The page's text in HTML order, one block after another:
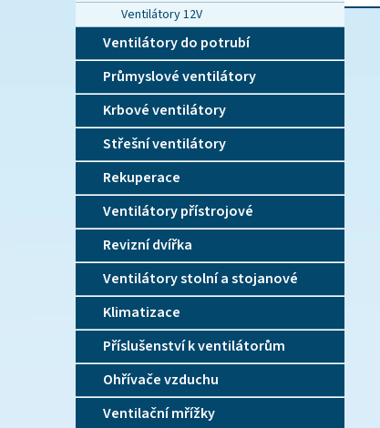
Ventilátory 12V
Ventilátory do potrubí
Průmyslové ventilátory
Krbové ventilátory
Střešní ventilátory
Rekuperace
Ventilátory přístrojové
Revizní dvířka
Ventilátory stolní a stojanové
Klimatizace
Příslušenství k ventilátorům
Ohřívače vzduchu
Ventilační mřížky